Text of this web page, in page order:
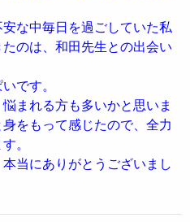
な中毎日を過ごしていた私
のは、和田先生との出会い
です。
まれる方も多いかと思いま
をもって感じたので、全力
。
当にありがとうございまし